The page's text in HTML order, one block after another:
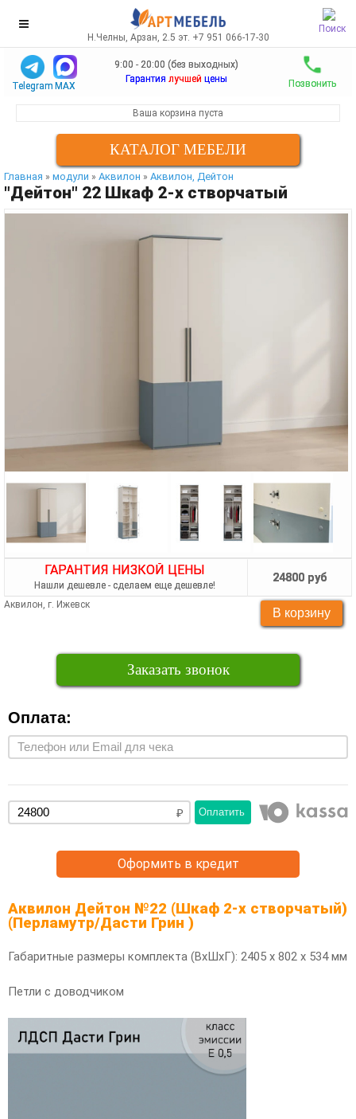
Поиск
Н.Челны, Арзан, 2.5 эт. +7 951 066-17-30
Telegram MAX
9:00 - 20:00 (без выходных)
Гарантия лучшей цены Позвонить
Ваша корзина пуста
КАТАЛОГ МЕБЕЛИ
Главная » модули » Аквилон » Аквилон, Дейтон
"Дейтон" 22 Шкаф 2-х створчатый
ГАРАНТИЯ НИЗКОЙ ЦЕНЫ
Нашли дешевле - сделаем еще дешевле!
24800 руб
Аквилон, г. Ижевск
Заказать звонок
Оплата:
Оплатить
Оформить в кредит
Аквилон Дейтон №22 (Шкаф 2-х створчатый)
(Перламутр/Дасти Грин )
Габаритные размеры комплекта (ВхШхГ): 2405 х 802 х 534 мм
Петли с доводчиком